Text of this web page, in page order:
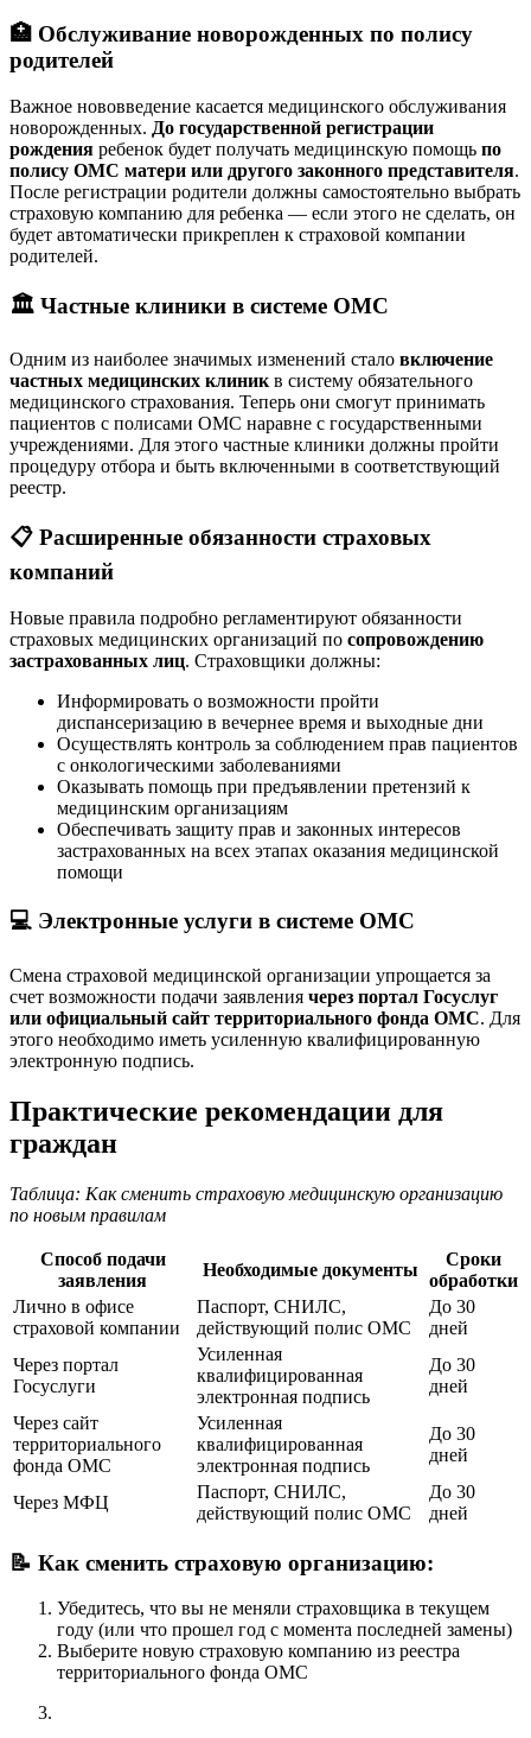
🏥 Обслуживание новорожденных по полису
родителей
Важное нововведение касается медицинского обслуживания
новорожденных. До государственной регистрации
рождения ребенок будет получать медицинскую помощь по
полису ОМС матери или другого законного представителя.
После регистрации родители должны самостоятельно выбрать
страховую компанию для ребенка — если этого не сделать, он
будет автоматически прикреплен к страховой компании
родителей.
🏛 Частные клиники в системе ОМС
Одним из наиболее значимых изменений стало включение
частных медицинских клиник в систему обязательного
медицинского страхования. Теперь они смогут принимать
пациентов с полисами ОМС наравне с государственными
учреждениями. Для этого частные клиники должны пройти
процедуру отбора и быть включенными в соответствующий
реестр.
📋 Расширенные обязанности страховых
компаний
Новые правила подробно регламентируют обязанности
страховых медицинских организаций по сопровождению
застрахованных лиц. Страховщики должны:
Информировать о возможности пройти
диспансеризацию в вечернее время и выходные дни
Осуществлять контроль за соблюдением прав пациентов
с онкологическими заболеваниями
Оказывать помощь при предъявлении претензий к
медицинским организациям
Обеспечивать защиту прав и законных интересов
застрахованных на всех этапах оказания медицинской
помощи
💻 Электронные услуги в системе ОМС
Смена страховой медицинской организации упрощается за
счет возможности подачи заявления через портал Госуслуг
или официальный сайт территориального фонда ОМС. Для
этого необходимо иметь усиленную квалифицированную
электронную подпись.
Практические рекомендации для
граждан
Таблица: Как сменить страховую медицинскую организацию
по новым правилам
Способ подачи
заявления
Необходимые документы
Сроки
обработки
Лично в офисе
страховой компании
Паспорт, СНИЛС,
действующий полис ОМС
До 30
дней
Через портал
Госуслуги
Усиленная
квалифицированная
электронная подпись
До 30
дней
Через сайт
территориального
фонда ОМС
Усиленная
квалифицированная
электронная подпись
До 30
дней
Через МФЦ
Паспорт, СНИЛС,
действующий полис ОМС
До 30
дней
📝 Как сменить страховую организацию:
Убедитесь, что вы не меняли страховщика в текущем
году (или что прошел год с момента последней замены)
Выберите новую страховую компанию из реестра
территориального фонда ОМС